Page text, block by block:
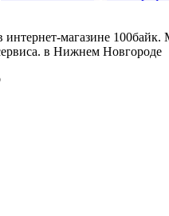
магазине
в Нижнем Новгороде